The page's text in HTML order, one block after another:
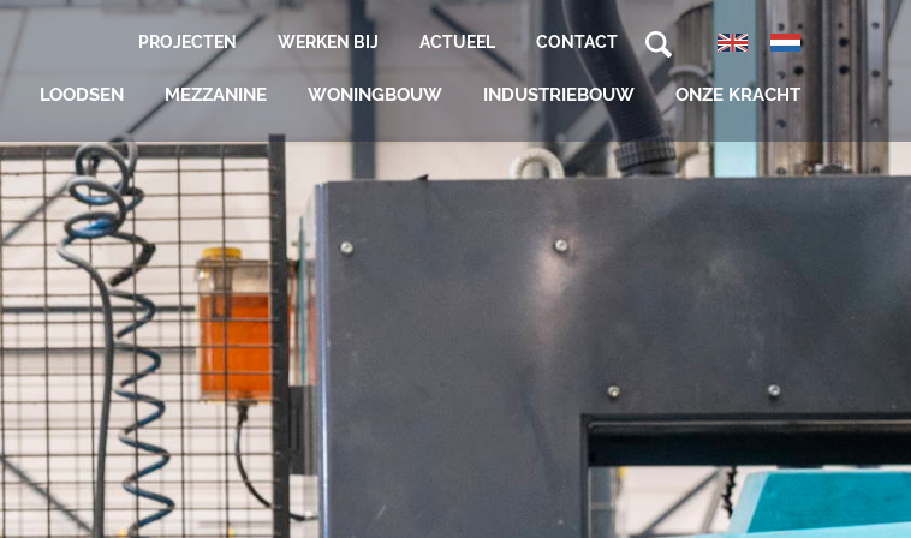
PROJECTEN WERKEN BIJ ACTUEEL CONTACT
LOODSEN MEZZANINE WONINGBOUW INDUSTRIEBOUW ONZE KRACHT